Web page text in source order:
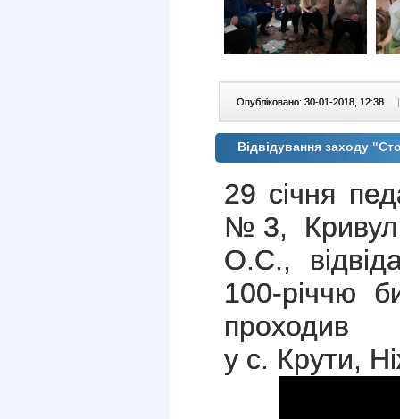
Опубліковано: 30-01-2018, 12:38 |
Відвідування заходу
29 січня
№3,
О.С.,
100-річчю
проходив
у с. Крути,